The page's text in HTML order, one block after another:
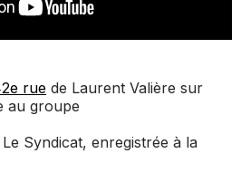
rue de Laurent Valière sur
au groupe
Syndicat, enregistrée à la